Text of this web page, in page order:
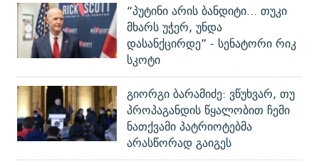
“პუტინი არის ბანდიტი... თუკი
მხარს უჭერ, უნდა
დასანქცირდე” - სენატორი რიკ
სკოტი
გიორგი ბარამიძე: ვწუხვარ, თუ
პროპაგანდის წყალობით ჩემი
ნათქვამი პატრიოტებმა
არასწორად გაიგეს